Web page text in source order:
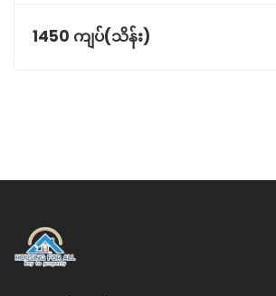
1450 ကျပ်(သိန်း)